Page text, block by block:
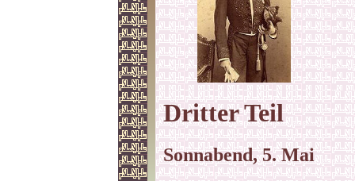
Dritter Teil
Sonnabend, 5. Mai